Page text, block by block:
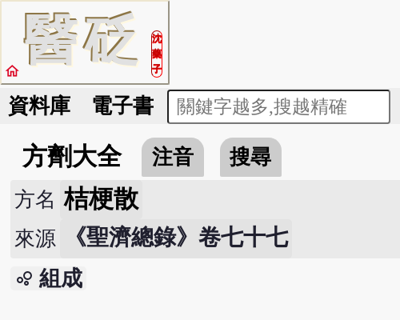
醫砭
沈
藥
子
home
資料庫 電子書
方劑大全 注音 搜尋
方名 桔梗散
來源 《聖濟總錄》卷七十七
bubble_chart 組成